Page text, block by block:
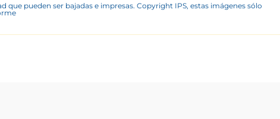
que pueden ser bajadas e impresas. Copyright IPS, estas imágenes sólo